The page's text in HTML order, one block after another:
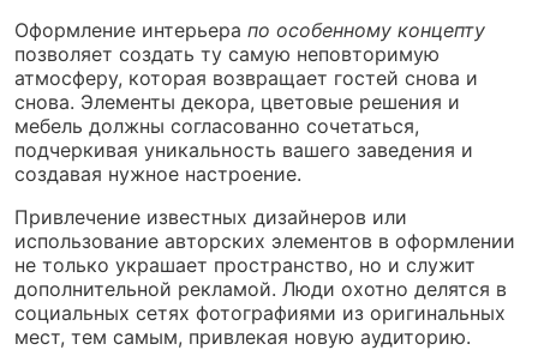
Оформление интерьера по особенному концепту
позволяет создать ту самую неповторимую
атмосферу, которая возвращает гостей снова и
снова. Элементы декора, цветовые решения и
мебель должны согласованно сочетаться,
подчеркивая уникальность вашего заведения и
создавая нужное настроение.
Привлечение известных дизайнеров или
использование авторских элементов в оформлении
не только украшает пространство, но и служит
дополнительной рекламой. Люди охотно делятся в
социальных сетях фотографиями из оригинальных
мест, тем самым, привлекая новую аудиторию.